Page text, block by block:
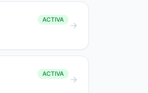
ACTIVA
ACTIVA